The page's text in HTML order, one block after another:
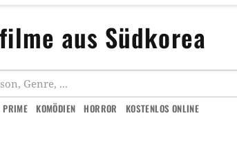
aus Südkorea
PRIME KOMÖDIEN HORROR KOSTENLOS ONLINE